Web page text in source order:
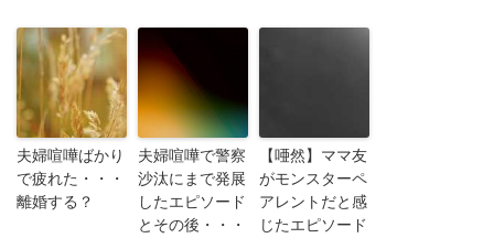
夫婦喧嘩ばかり
で疲れた・・・
離婚する？
夫婦喧嘩で警察
沙汰にまで発展
したエピソード
とその後・・・
【唖然】ママ友
がモンスターペ
アレントだと感
じたエピソード